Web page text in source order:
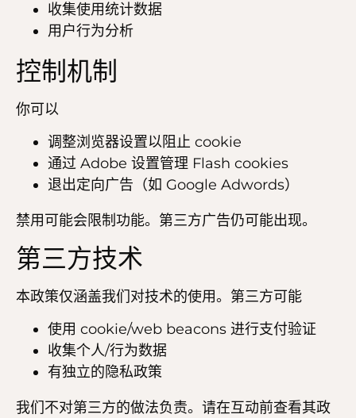
收集使用统计数据
用户行为分析
控制机制
你可以
调整浏览器设置以阻止 cookie
通过 Adobe 设置管理 Flash cookies
退出定向广告（如 Google Adwords）
禁用可能会限制功能。第三方广告仍可能出现。
第三方技术
本政策仅涵盖我们对技术的使用。第三方可能
使用 cookie/web beacons 进行支付验证
收集个人/行为数据
有独立的隐私政策
我们不对第三方的做法负责。请在互动前查看其政